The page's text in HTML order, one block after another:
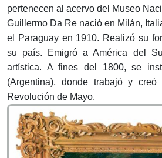
pertenecen al acervo del Museo
Guillermo Da Re nació en Milán,
el Paraguay en 1910. Realizó su
su país. Emigró a América del
artística. A fines del 1800, se
(Argentina), donde trabajó y
Revolución de Mayo.